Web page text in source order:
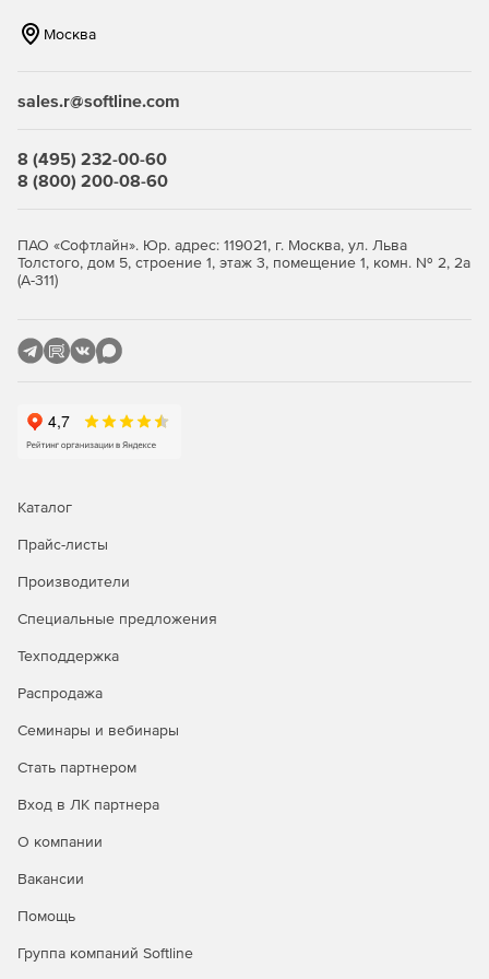
Москва
sales.r@softline.com
8 (495) 232-00-60
8 (800) 200-08-60
ПАО «Софтлайн». Юр. адрес: 119021, г. Москва, ул. Льва
Толстого, дом 5, строение 1, этаж 3, помещение 1, комн. № 2, 2а
(А-311)
Каталог
Прайс-листы
Производители
Специальные предложения
Техподдержка
Распродажа
Семинары и вебинары
Стать партнером
Вход в ЛК партнера
О компании
Вакансии
Помощь
Группа компаний Softline